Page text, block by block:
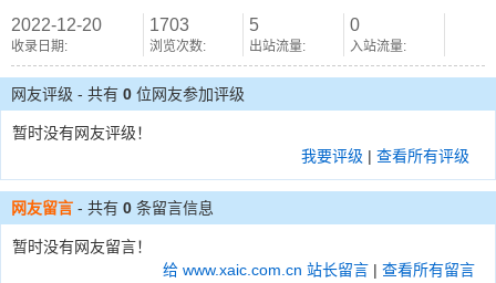
2022-12-20
收录日期:
1703
浏览次数:
5
出站流量:
0
入站流量:
网友评级 - 共有 0 位网友参加评级
暂时没有网友评级！
我要评级 | 查看所有评级
网友留言 - 共有 0 条留言信息
暂时没有网友留言！
给 www.xaic.com.cn 站长留言 | 查看所有留言